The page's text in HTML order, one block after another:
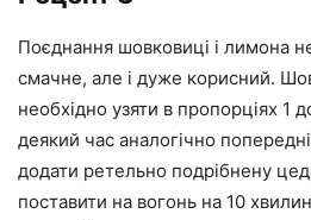
Поєднання шовковиці і лимона
смачне, але і дуже корисний.
необхідно узяти в пропорціях 1
деякий час аналогічно
додати ретельно подрібнену
поставити на вогонь на 10